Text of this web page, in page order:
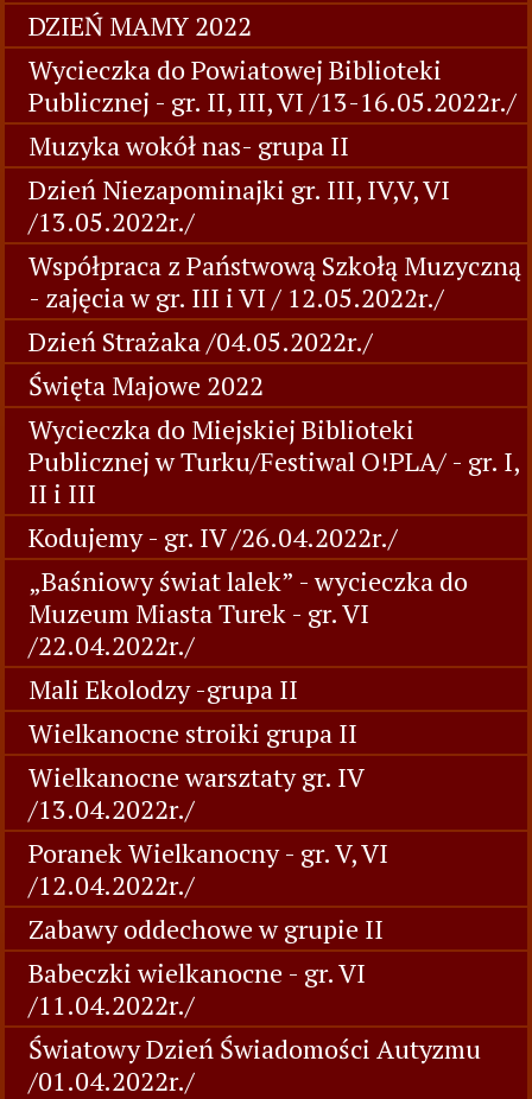
DZIEŃ MAMY 2022
Wycieczka do Powiatowej Biblioteki
Publicznej - gr. II, III, VI /13-16.05.2022r./
Muzyka wokół nas- grupa II
Dzień Niezapominajki gr. III, IV,V, VI
/13.05.2022r./
Współpraca z Państwową Szkołą Muzyczną
- zajęcia w gr. III i VI / 12.05.2022r./
Dzień Strażaka /04.05.2022r./
Święta Majowe 2022
Wycieczka do Miejskiej Biblioteki
Publicznej w Turku/Festiwal O!PLA/ - gr. I,
II i III
Kodujemy - gr. IV /26.04.2022r./
„Baśniowy świat lalek” - wycieczka do
Muzeum Miasta Turek - gr. VI
/22.04.2022r./
Mali Ekolodzy -grupa II
Wielkanocne stroiki grupa II
Wielkanocne warsztaty gr. IV
/13.04.2022r./
Poranek Wielkanocny - gr. V, VI
/12.04.2022r./
Zabawy oddechowe w grupie II
Babeczki wielkanocne - gr. VI
/11.04.2022r./
Światowy Dzień Świadomości Autyzmu
/01.04.2022r./